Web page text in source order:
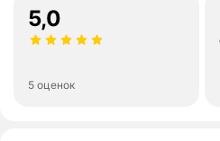
5,0
5 оценок